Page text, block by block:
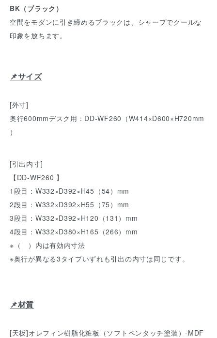
BK（ブラック）
空間をモダンに引き締めるブラックは、シャープでクールな
印象を放ちます。
📌サイズ
[外寸]
奥行600mmデスク用：DD-WF260（W414×D600×H720mm
）
[引出内寸]
【DD-WF260 】
1段目：W332×D392×H45（54）mm
2段目：W332×D392×H55（75）mm
3段目：W332×D392×H120（131）mm
4段目：W332×D380×H165（266）mm
※（ ）内は有効内寸法
※奥行が異なる3タイプいずれも引出の内寸は同じです。
📌材質
[天板]オレフィン樹脂化粧板（ソフトペンタッチ塗装）-MDF